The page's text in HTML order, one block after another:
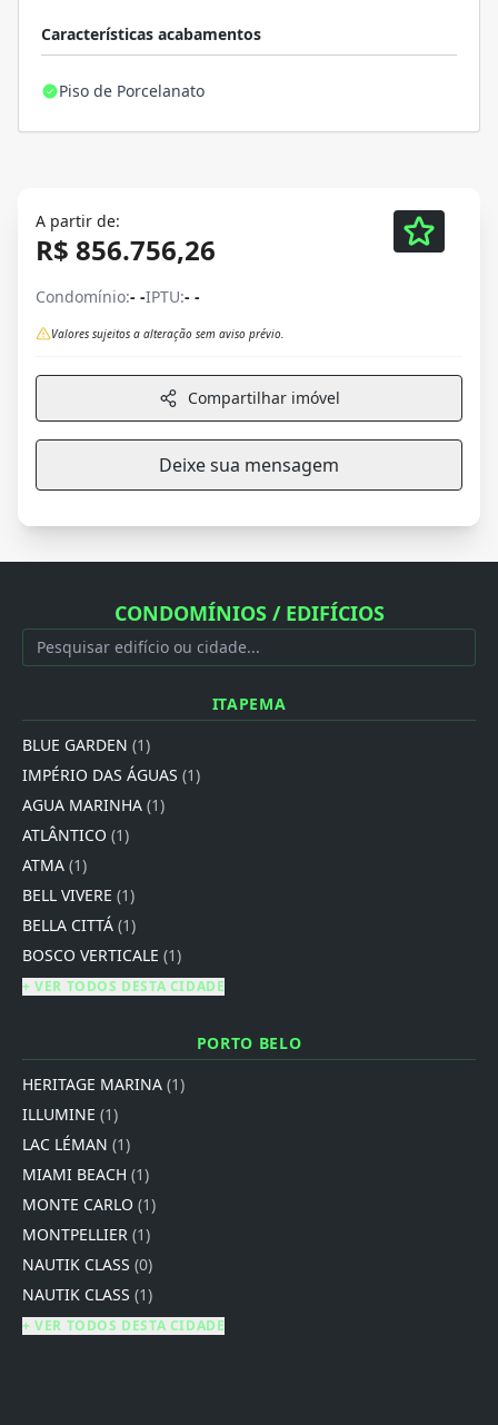
Características acabamentos
Piso de Porcelanato
A partir de:
R$ 856.756,26
Condomínio:- -IPTU:- -
Valores sujeitos a alteração sem aviso prévio.
Compartilhar imóvel
Deixe sua mensagem
CONDOMÍNIOS / EDIFÍCIOS
ITAPEMA
BLUE GARDEN (1)
IMPÉRIO DAS ÁGUAS (1)
AGUA MARINHA (1)
ATLÂNTICO (1)
ATMA (1)
BELL VIVERE (1)
BELLA CITTÁ (1)
BOSCO VERTICALE (1)
+ VER TODOS DESTA CIDADE
PORTO BELO
HERITAGE MARINA (1)
ILLUMINE (1)
LAC LÉMAN (1)
MIAMI BEACH (1)
MONTE CARLO (1)
MONTPELLIER (1)
NAUTIK CLASS (0)
NAUTIK CLASS (1)
+ VER TODOS DESTA CIDADE